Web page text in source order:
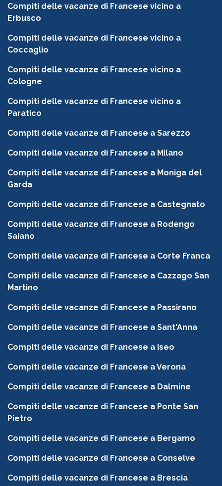
Compiti delle vacanze di Francese vicino a
Erbusco
Compiti delle vacanze di Francese vicino a
Coccaglio
Compiti delle vacanze di Francese vicino a
Cologne
Compiti delle vacanze di Francese vicino a
Paratico
Compiti delle vacanze di Francese a Sarezzo
Compiti delle vacanze di Francese a Milano
Compiti delle vacanze di Francese a Moniga del
Garda
Compiti delle vacanze di Francese a Castegnato
Compiti delle vacanze di Francese a Rodengo
Saiano
Compiti delle vacanze di Francese a Corte Franca
Compiti delle vacanze di Francese a Cazzago San
Martino
Compiti delle vacanze di Francese a Passirano
Compiti delle vacanze di Francese a Sant'Anna
Compiti delle vacanze di Francese a Iseo
Compiti delle vacanze di Francese a Verona
Compiti delle vacanze di Francese a Dalmine
Compiti delle vacanze di Francese a Ponte San
Pietro
Compiti delle vacanze di Francese a Bergamo
Compiti delle vacanze di Francese a Conselve
Compiti delle vacanze di Francese a Brescia